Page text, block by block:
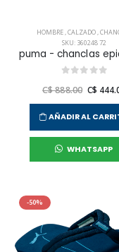
HOMBRE,CALZADO,
SKU: 360248 72
C$ 888.00 C$
AÑADIR AL
WHATSAPP
-50%